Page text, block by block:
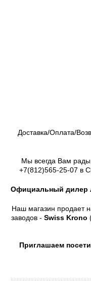
Доставка/Оплата/
Мы всегда Вам
+7(812)565-25-07 в
Официальный дилер
Наш магазин продает
заводов - Swiss Krono
Приглашаем